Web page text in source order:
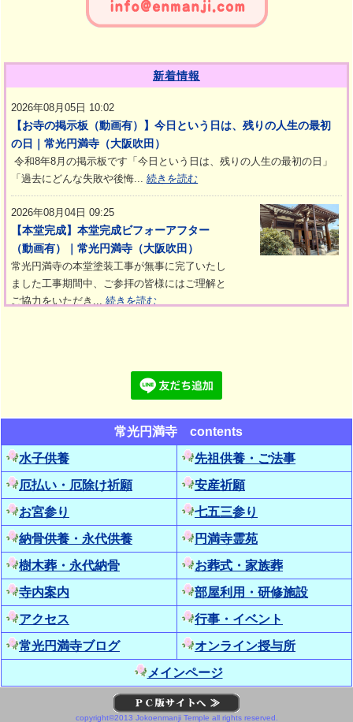
新着情報
2026年08月05日 10:02
【お寺の掲示板（動画有）】今日という日は、残りの人生の最初
の日｜常光円満寺（大阪吹田）
令和8年8月の掲示板です「今日という日は、残りの人生の最初の日」
「過去にどんな失敗や後悔...続きを読む
2026年08月04日 09:25
【本堂完成】本堂完成ビフォーアフター
（動画有）｜常光円満寺（大阪吹田）
常光円満寺の本堂塗装工事が無事に完了いたし
ました工事期間中、ご参拝の皆様にはご理解と
ご協力をいただき...続きを読む
昨日は毎年恒例の「真夏の108太陽礼拝」ヨガ
続きを読む
2026年07月19日 09:59
【写経会】多くの参加者に感謝！次回は10
月15日です｜常光円満寺（大阪吹田）
お写経は２部制になって、ゆっくりお話できる
ようになりとても嬉しい限り！今月も午前と午
後合わせて40名...続きを読む
2026年07月18日 16:52
【寺ヨガ】ヨガの基本の太陽礼拝をしっか
りと｜常光円満寺（大阪吹田）
本日のヨガは、「ザ・太陽礼拝」呼吸と動きの
一体化8月2日に開催する『真夏のチャリティー
2026年07月03日 23:14
【寺ヨガ】動きのある楽しいヨガでした｜
常光円満寺 contents
水子供養
先祖供養・ご法事
厄払い・厄除け祈願
安産祈願
お宮参り
七五三参り
納骨供養・永代供養
円満寺霊苑
樹木葬・永代納骨
お葬式・家族葬
寺内案内
部屋利用・研修施設
アクセス
行事・イベント
常光円満寺ブログ
オンライン授与所
メインページ
copyright©2013 Jokoenmanji Temple all rights reserved.